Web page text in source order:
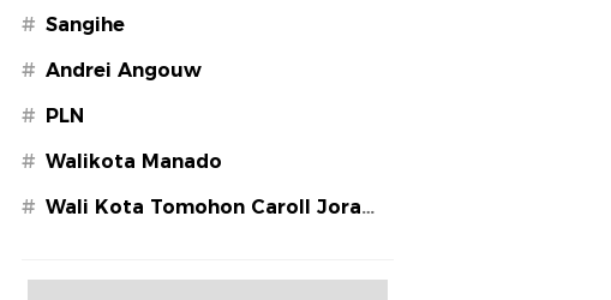
# Sangihe
# Andrei Angouw
# PLN
# Walikota Manado
# Wali Kota Tomohon Caroll Joram